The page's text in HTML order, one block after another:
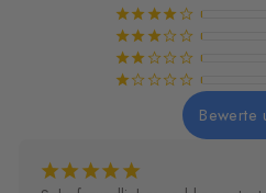
¡ ¡ ¡ ¡ ¢
¡ ¡ ¡ ¢ ¢
¡ ¡ ¢ ¢ ¢
¡ ¢ ¢ ¢ ¢
Bewerte
¡ ¡ ¡ ¡